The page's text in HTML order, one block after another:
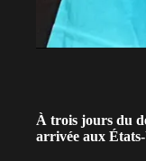
À trois jours du
arrivée aux